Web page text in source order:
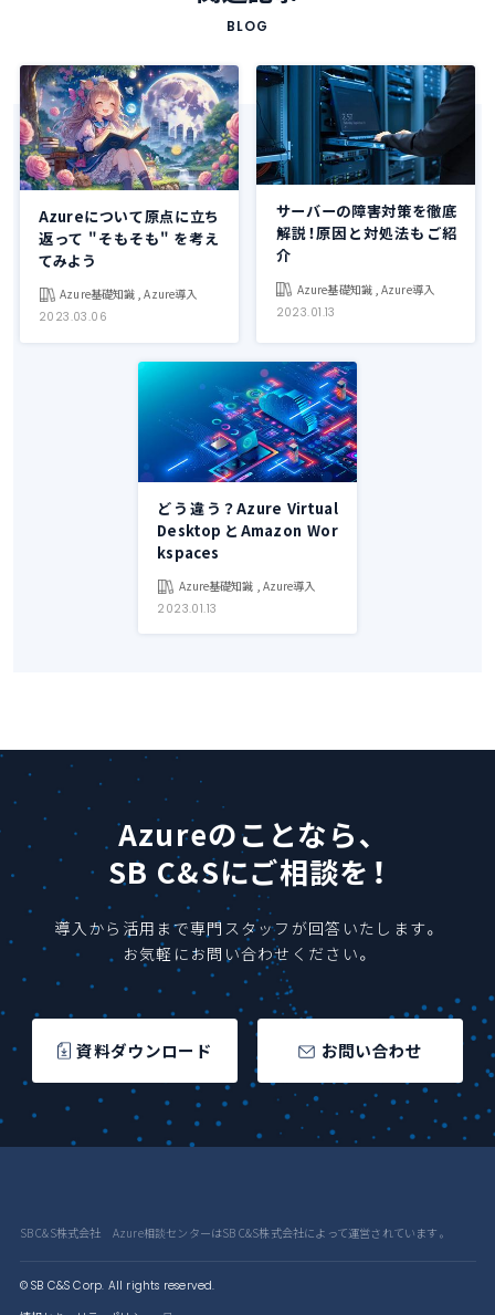
BLOG
Azureについて原点に立ち
返って "そもそも" を考え
てみよう
Azure基礎知識 , Azure導入
2023.03.06
サーバーの障害対策を徹底
解説！原因と対処法もご紹
介
Azure基礎知識 , Azure導入
2023.01.13
どう違う？Azure Virtual
DesktopとAmazon Wor
kspaces
Azure基礎知識 , Azure導入
2023.01.13
Azureのことなら、
SB C&Sにご相談を！
導入から活用まで専門スタッフが回答いたします。
お気軽にお問い合わせください。
資料ダウンロード お問い合わせ
SB C&S株式会社 Azure相談センターはSB C&S株式会社によって運営されています。
© SB C&S Corp. All rights reserved.